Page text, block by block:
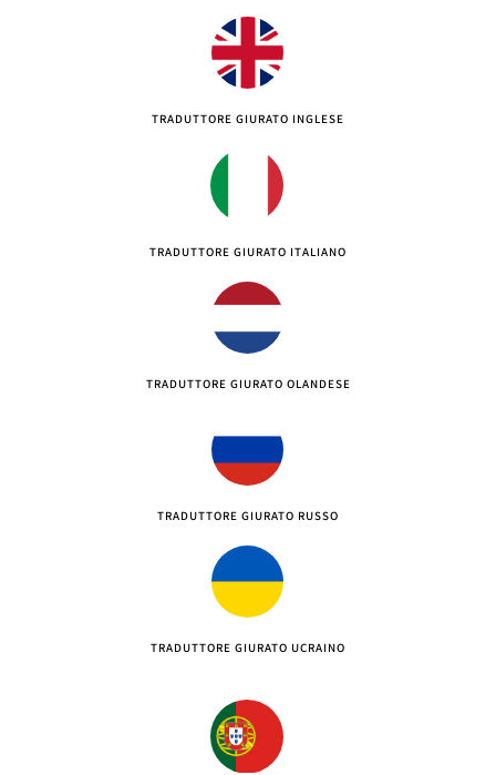
TRADUTTORE GIURATO INGLESE
TRADUTTORE GIURATO ITALIANO
TRADUTTORE GIURATO OLANDESE
TRADUTTORE GIURATO RUSSO
TRADUTTORE GIURATO UCRAINO